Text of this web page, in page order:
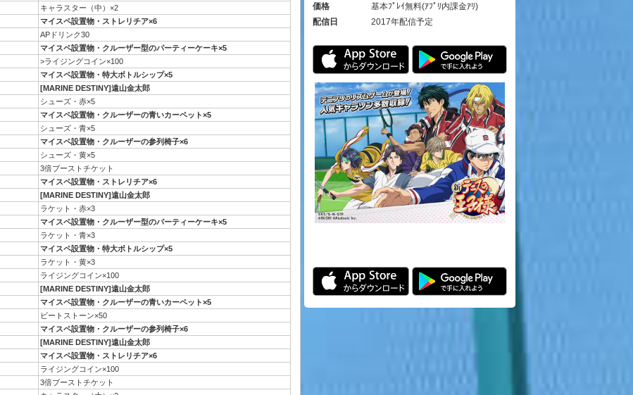
キャラスター（中）×2
マイスペ設置物・ストレリチア×6
APドリンク30
マイスペ設置物・クルーザー型のパーティーケーキ×5
>ライジングコイン×100
マイスペ設置物・特大ボトルシップ×5
[MARINE DESTINY]遠山金太郎
シューズ・赤×5
マイスペ設置物・クルーザーの青いカーペット×5
シューズ・青×5
マイスペ設置物・クルーザーの参列椅子×6
シューズ・黄×5
3倍ブーストチケット
マイスペ設置物・ストレリチア×6
[MARINE DESTINY]遠山金太郎
ラケット・赤×3
マイスペ設置物・クルーザー型のパーティーケーキ×5
ラケット・青×3
マイスペ設置物・特大ボトルシップ×5
ラケット・黄×3
ライジングコイン×100
[MARINE DESTINY]遠山金太郎
マイスペ設置物・クルーザーの青いカーペット×5
ビートストーン×50
マイスペ設置物・クルーザーの参列椅子×6
[MARINE DESTINY]遠山金太郎
マイスペ設置物・ストレリチア×6
ライジングコイン×100
3倍ブーストチケット
価格
基本ﾌﾟﾚｲ無料(ｱﾌﾟﾘ内課金ｱﾘ)
配信日
2017年配信予定